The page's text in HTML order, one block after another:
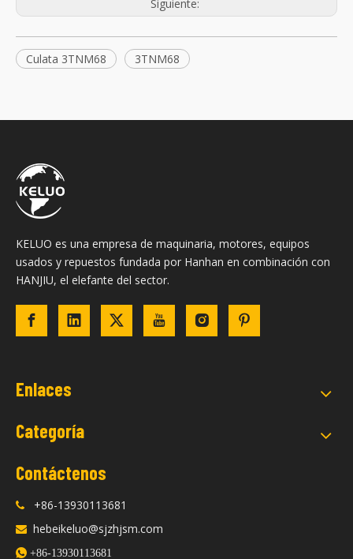
Siguiente:
Culata 3TNM68 3TNM68
KELUO es una empresa de maquinaria, motores, equipos
usados ​​y repuestos fundada por Hanhan en combinación con
HANJIU, el elefante del sector.
Enlaces
Categoría
Contáctenos
 +86-13930113681
 hebeikeluo@sjzhjsm.com
 +86-13930113681